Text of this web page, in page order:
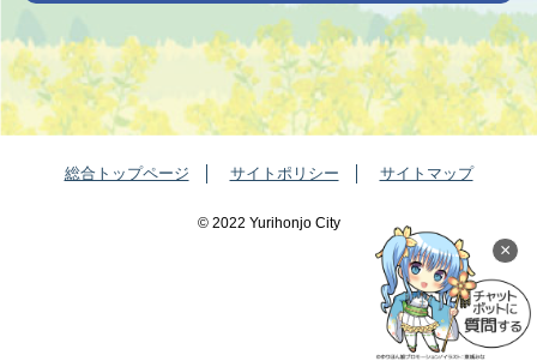
×
総合トップページ サイトポリシー サイトマップ
©️ 2022 Yurihonjo City